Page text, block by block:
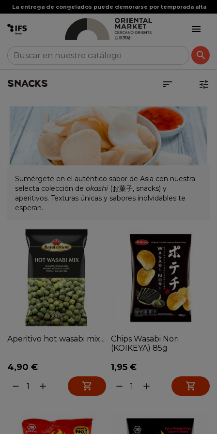


SNACKS  
Sumérgete en el auténtico sabor de Asia con nuestra
selecta colección de okashi (お菓子, snacks) y
aperitivos. Texturas únicas y sabores inolvidables te
esperan.
Aperitivo hot wasabi mix...
4,90 €
remove add 
Chips Wasabi Nori
(KOIKEYA) 85g
1,95 €
remove add 